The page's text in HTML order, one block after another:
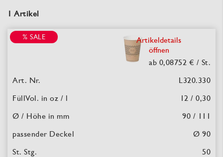
1 Artikel
% SALE
Artikeldetails
öffnen
ab 0,08752 € / St.
L320.330
12 / 0,30
90 / 111
Ø 90
50